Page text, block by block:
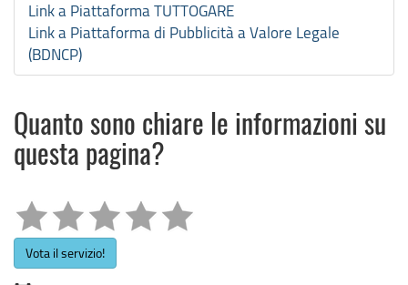
Link a Piattaforma TUTTOGARE
Link a Piattaforma di Pubblicità a Valore Legale
(BDNCP)
Quanto sono chiare le informazioni su
questa pagina?
Vota il servizio!